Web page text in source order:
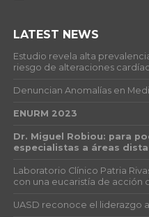
LATEST NEWS
Estudio revela alta
riesgo de alteraciones
Denuncian Anomalías en
ENURM 2023
Dr. Miguel Robiou: para
especialistas a áreas
Laboratorio Clínico Patria
con una eucaristía de acción
UASD reconoce el liderazgo